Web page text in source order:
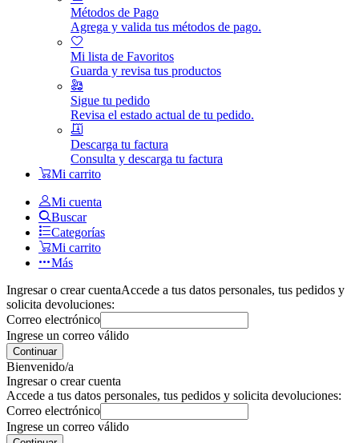
Métodos de Pago
Agrega y valida tus métodos de pago.
Mi lista de Favoritos
Guarda y revisa tus productos
Sigue tu pedido
Revisa el estado actual de tu pedido.
Descarga tu factura
Consulta y descarga tu factura
Mi carrito
Mi cuenta
Buscar
Categorías
Mi carrito
Más
Ingresar o crear cuentaAccede a tus datos personales, tus pedidos y
solicita devoluciones:
Correo electrónico
Ingrese un correo válido
Continuar
Bienvenido/a
Ingresar o crear cuenta
Accede a tus datos personales, tus pedidos y solicita devoluciones:
Correo electrónico
Ingrese un correo válido